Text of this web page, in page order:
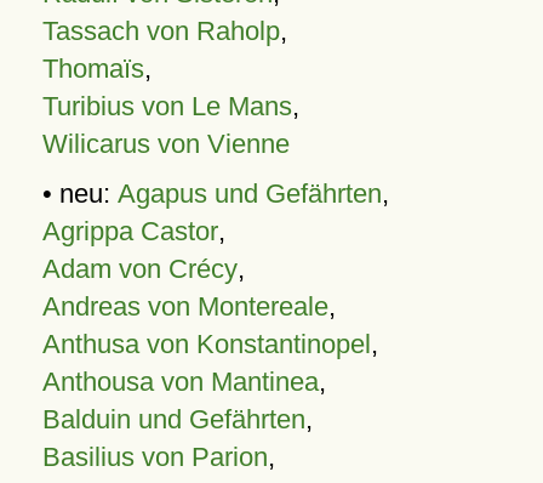
Tassach von Raholp,
Thomaïs,
Turibius von Le Mans,
Wilicarus von Vienne
• neu: Agapus und Gefährten,
Agrippa Castor,
Adam von Crécy,
Andreas von Montereale,
Anthusa von Konstantinopel,
Anthousa von Mantinea,
Balduin und Gefährten,
Basilius von Parion,